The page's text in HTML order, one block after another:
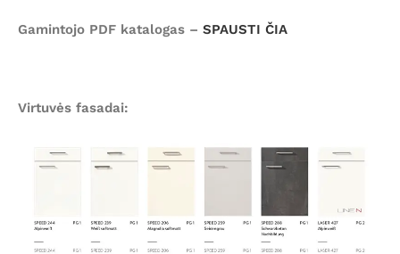
Gamintojo PDF katalogas – SPAUSTI ČIA
Virtuvės fasadai: